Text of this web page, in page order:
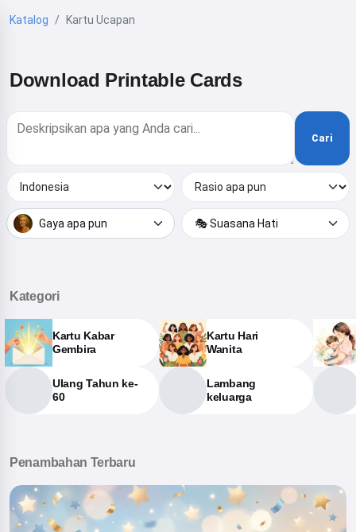
Katalog Kartu Ucapan
Download Printable Cards
Cari
Gaya apa pun 🎭 Suasana Hati
Kategori
Kartu Kabar
Gembira
Kartu Hari
Wanita
Ulang Tahun ke-
60
Lambang
keluarga
Penambahan Terbaru